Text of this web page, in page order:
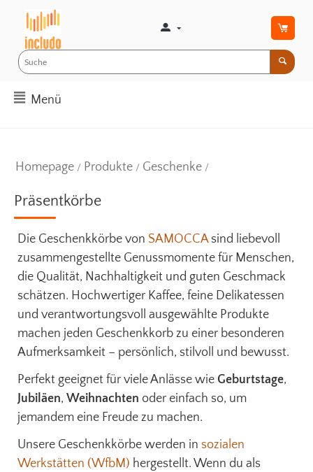
Menü
Homepage / Produkte / Geschenke /
Präsentkörbe
Die Geschenkkörbe von SAMOCCAsind liebevoll
zusammengestellte Genussmomente für Menschen,
die Qualität, Nachhaltigkeit und guten Geschmack
schätzen. Hochwertiger Kaffee, feine Delikatessen
und verantwortungsvoll ausgewählte Produkte
machen jeden Geschenkkorb zu einer besonderen
Aufmerksamkeit – persönlich, stilvoll und bewusst.
Perfekt geeignet für viele Anlässe wie Geburtstage,
Jubiläen, Weihnachten oder einfach so, um
jemandem eine Freude zu machen.
Unsere Geschenkkörbe werden in sozialen
Werkstätten (WfbM) hergestellt. Wenn du als